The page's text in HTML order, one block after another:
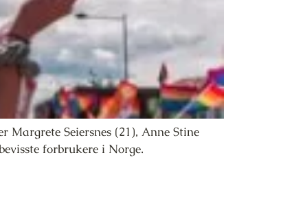
Seiersnes (21), Anne Stine
forbrukere i Norge.